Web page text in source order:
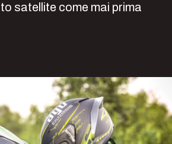
satellite come mai prima